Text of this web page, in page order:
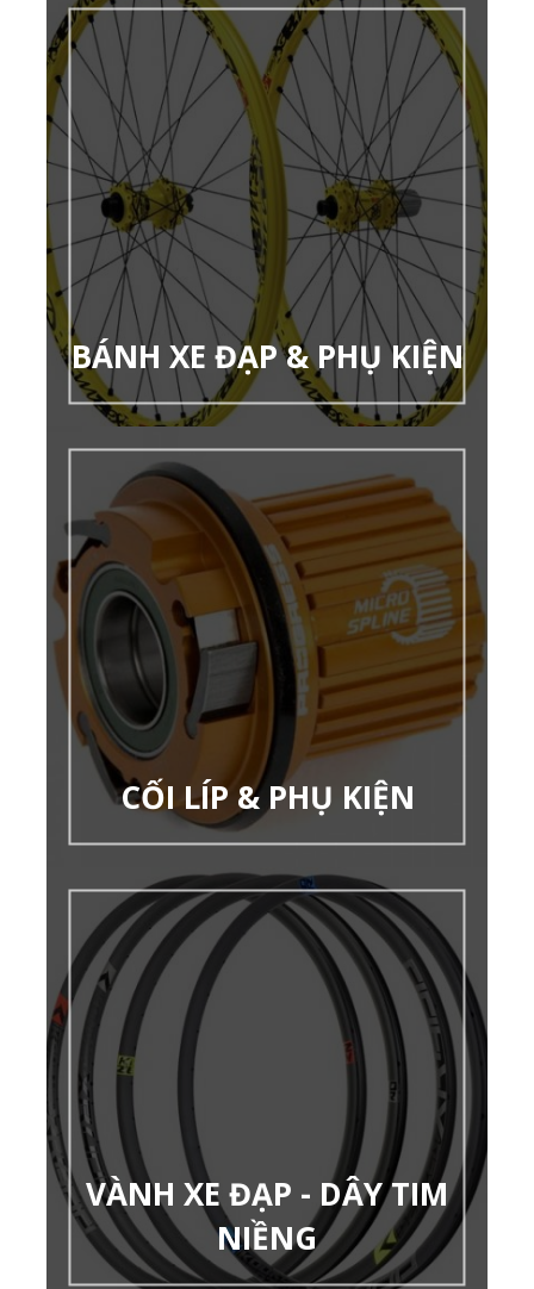
BÁNH XE ĐẠP & PHỤ KIỆN
CỐI LÍP & PHỤ KIỆN
VÀNH XE ĐẠP - DÂY TIM
NIỀNG